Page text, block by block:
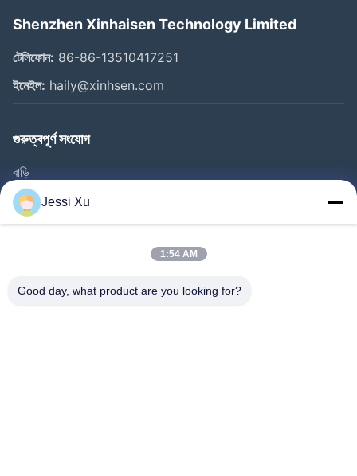
Shenzhen Xinhaisen Technology Limited
টেলিফোন: 86-86-13510417251
ইমেইল: haily@xinhsen.com
গুরুত্বপূর্ণ সংযোগ
বাড়ি
পণ্য
ভিডিও
কারখানা ভ্রমণ
Jessi Xu
1:54 AM
Good day, what product are you looking for?